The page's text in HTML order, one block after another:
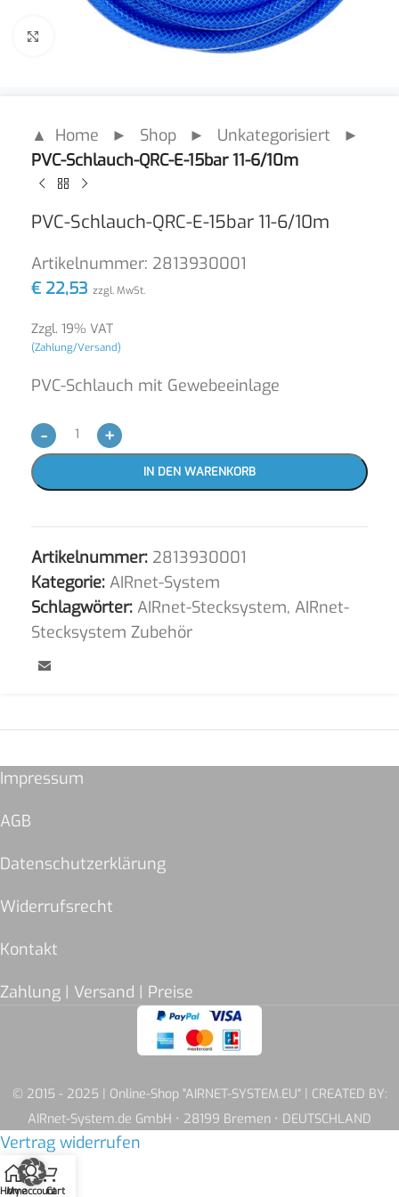
Click to enlarge
▲ Home ► Shop ► Unkategorisiert ►
PVC-Schlauch-QRC-E-15bar 11-6/10m
PVC-Schlauch-QRC-E-15bar 11-6/10m
Artikelnummer: 2813930001
€ 22,53 zzgl. MwSt.
Zzgl. 19% VAT
(Zahlung/Versand)
PVC-Schlauch mit Gewebeeinlage
- +
IN DEN WARENKORB
Artikelnummer: 2813930001
Kategorie: AIRnet-System
Schlagwörter: AIRnet-Stecksystem, AIRnet-
Stecksystem Zubehör
Impressum
AGB
Datenschutzerklärung
Widerrufsrecht
Kontakt
Zahlung | Versand | Preise
© 2015 - 2025 | Online-Shop "AIRNET-SYSTEM.EU" | CREATED BY:
AIRnet-System.de GmbH • 28199 Bremen • DEUTSCHLAND
Home
My accountCart
Vertrag widerrufen